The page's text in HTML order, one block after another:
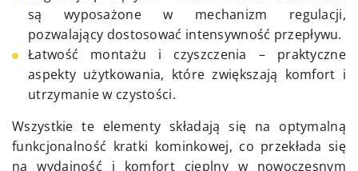
są wyposażone w mechanizm regulacji,
pozwalający dostosować intensywność przepływu.
Łatwość montażu i czyszczenia – praktyczne
aspekty użytkowania, które zwiększają komfort i
utrzymanie w czystości.
Wszystkie te elementy składają się na optymalną
funkcjonalność kratki kominkowej, co przekłada się
na wydajność i komfort cieplny w nowoczesnym